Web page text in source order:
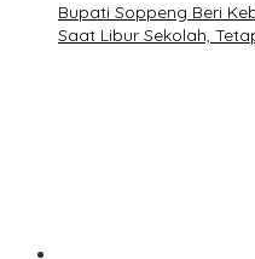
Bupati Soppeng Beri
Saat Libur Sekolah,